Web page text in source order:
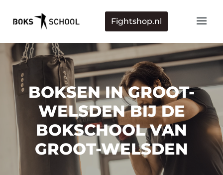
Fightshop.nl
BOKSEN IN GROOT-
WELSDEN BIJ DE
BOKSCHOOL VAN
GROOT-WELSDEN